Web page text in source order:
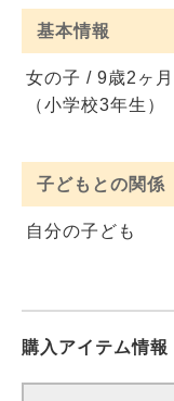
基本情報
女の子 / 9歳2ヶ月
（小学校3年生）
子どもとの関係
自分の子ども
購入アイテム情報